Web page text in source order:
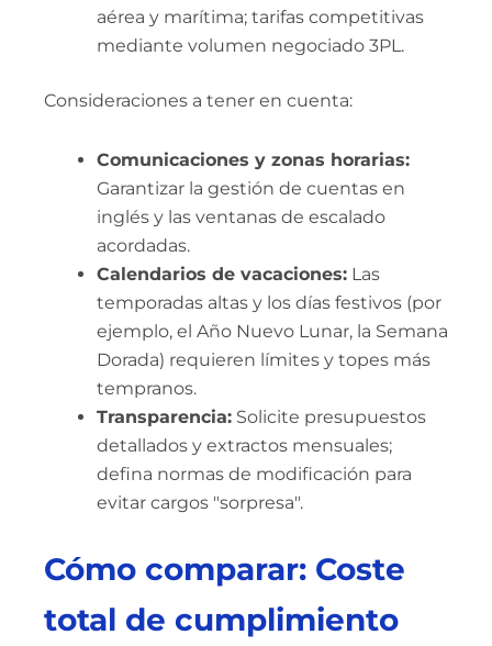
aérea y marítima; tarifas competitivas
mediante volumen negociado 3PL.
Consideraciones a tener en cuenta:
Comunicaciones y zonas horarias:
Garantizar la gestión de cuentas en
inglés y las ventanas de escalado
acordadas.
Calendarios de vacaciones:Las
temporadas altas y los días festivos (por
ejemplo, el Año Nuevo Lunar, la Semana
Dorada) requieren límites y topes más
tempranos.
Transparencia:Solicite presupuestos
detallados y extractos mensuales;
defina normas de modificación para
evitar cargos "sorpresa".
Cómo comparar: Coste
total de cumplimiento